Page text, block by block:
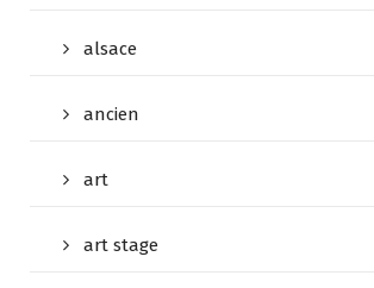
alsace
ancien
art
art stage